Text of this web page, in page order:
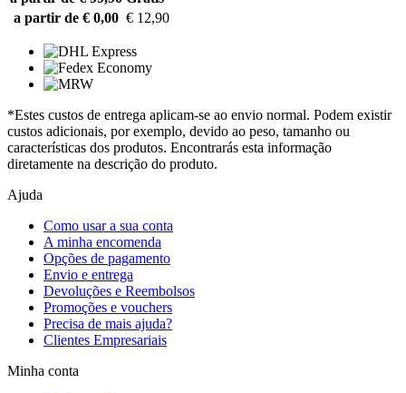
a partir de € 0,00 € 12,90
*Estes custos de entrega aplicam-se ao envio normal. Podem existir
custos adicionais, por exemplo, devido ao peso, tamanho ou
características dos produtos. Encontrarás esta informação
diretamente na descrição do produto.
Ajuda
Como usar a sua conta
A minha encomenda
Opções de pagamento
Envio e entrega
Devoluções e Reembolsos
Promoções e vouchers
Precisa de mais ajuda?
Clientes Empresariais
Minha conta